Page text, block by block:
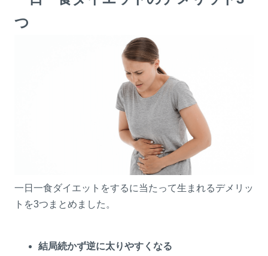
つ
一日一食ダイエットをするに当たって生まれるデメリッ
トを3つまとめました。
結局続かず逆に太りやすくなる